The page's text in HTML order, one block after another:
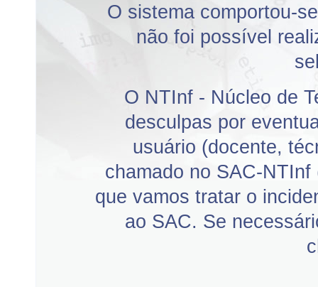
O sistema comportou-
não foi possível
O NTInf - Núcleo de
desculpas por
usuário (docente,
chamado no SAC-NTInf
que vamos tratar o
ao SAC. Se